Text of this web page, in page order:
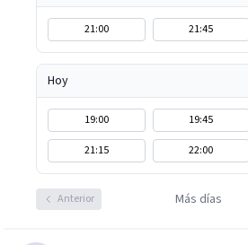
21:00 21:45
Hoy
19:00 19:45
21:15
22:00
Anterior Más días